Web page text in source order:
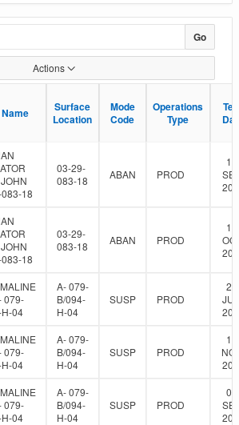
Go
Actions
Surface
Location
Mode
Code
Operations
Type
Surface
Location
Mode
Code
Operations
Type
18
03-29-
083-18
ABAN PROD
18
03-29-
083-18
ABAN PROD
079-
04
A- 079-
B/094-
H-04
SUSP PROD
079-
04
A- 079-
B/094-
H-04
SUSP PROD
079-
04
A- 079-
B/094-
H-04
SUSP PROD